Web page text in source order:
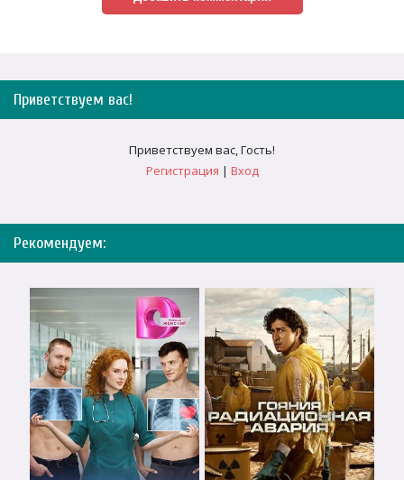
Приветствуем вас!
Приветствуем вас,Гость!
Регистрация | Вход
Рекомендуем: